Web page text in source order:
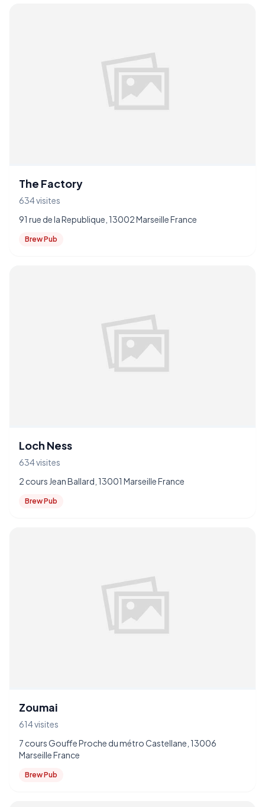
The Factory
634 visites
91 rue de la Republique, 13002 Marseille France
Brew Pub
Loch Ness
634 visites
2 cours Jean Ballard, 13001 Marseille France
Brew Pub
Zoumai
614 visites
7 cours Gouffe Proche du métro Castellane, 13006
Marseille France
Brew Pub